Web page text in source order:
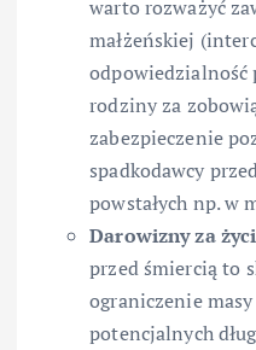
warto rozważyć
małżeńskiej
odpowiedzialność
rodziny za
zabezpieczenie
spadkodawcy
powstałych np. w
Darowizny za
przed śmiercią to
ograniczenie
potencjalnych